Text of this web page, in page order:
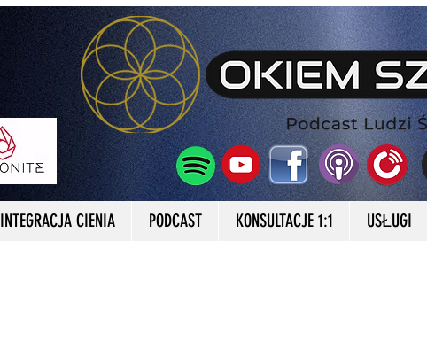
INTEGRACJA CIENIA PODCAST KONSULTACJE 1:1 USŁUGI